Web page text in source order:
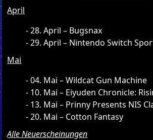
April
28. April – Bugsnax
29. April – Nintendo Switch
Mai
04. Mai – Wildcat Gun Machine
10. Mai – Eiyuden Chronicle:
13. Mai – Prinny Presents NIS
20. Mai – Cotton Fantasy
Alle Neuerscheinungen